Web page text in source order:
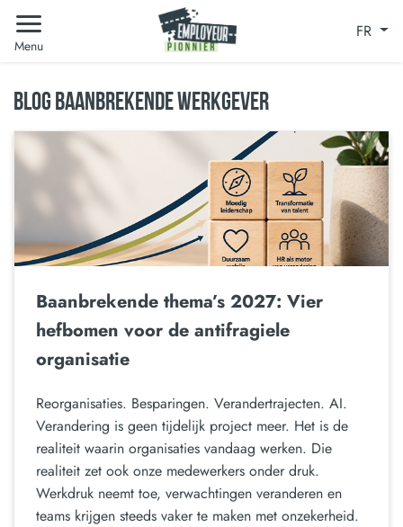
Menu
FR
BLOG BAANBREKENDE WERKGEVER
Baanbrekende thema’s 2027: Vier
hefbomen voor de antifragiele
organisatie
Reorganisaties. Besparingen. Verandertrajecten. AI.
Verandering is geen tijdelijk project meer. Het is de
realiteit waarin organisaties vandaag werken. Die
realiteit zet ook onze medewerkers onder druk.
Werkdruk neemt toe, verwachtingen veranderen en
teams krijgen steeds vaker te maken met onzekerheid.